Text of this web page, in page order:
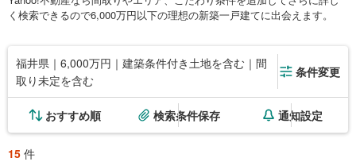
く検索できるので6,000万円以下の理想の新築一戸建てに出会えます。
福井県｜6,000万円｜建築条件付き土地を含む｜間
取り未定を含む
条件変更
おすすめ順 検索条件保存 通知設定
15 件